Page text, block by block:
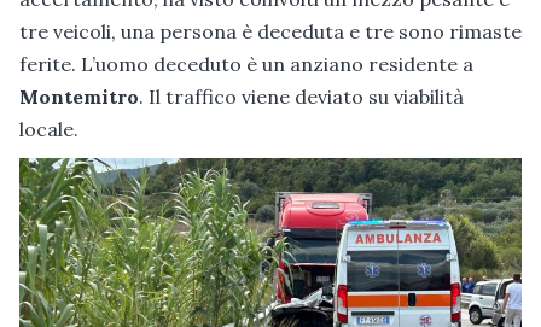
tre veicoli, una persona è deceduta e tre sono rimaste
ferite. L’uomo deceduto è un anziano residente a
Montemitro. Il traffico viene deviato su viabilità
locale.